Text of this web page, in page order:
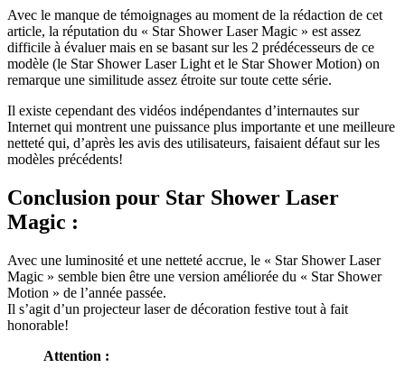
Avec le manque de témoignages au moment de la rédaction de cet
article, la réputation du « Star Shower Laser Magic » est assez
difficile à évaluer mais en se basant sur les 2 prédécesseurs de ce
modèle (le Star Shower Laser Light et le Star Shower Motion) on
remarque une similitude assez étroite sur toute cette série.
Il existe cependant des vidéos indépendantes d’internautes sur
Internet qui montrent une puissance plus importante et une meilleure
netteté qui, d’après les avis des utilisateurs, faisaient défaut sur les
modèles précédents!
Conclusion pour Star Shower Laser
Magic :
Avec une luminosité et une netteté accrue, le « Star Shower Laser
Magic » semble bien être une version améliorée du « Star Shower
Motion » de l’année passée.
Il s’agit d’un projecteur laser de décoration festive tout à fait
honorable!
Attention :